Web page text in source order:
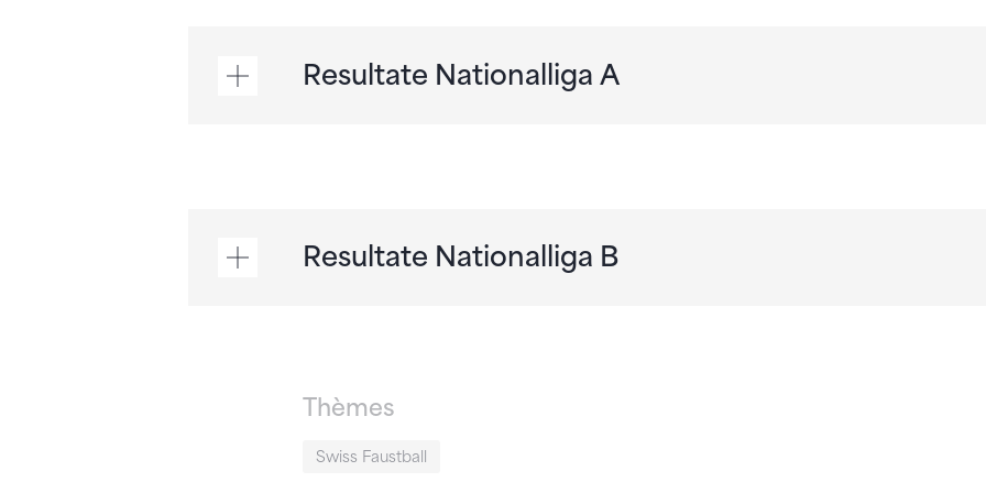
Resultate Nationalliga A
Resultate Nationalliga B
Thèmes
Swiss Faustball